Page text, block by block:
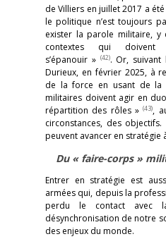
de Villiers en juillet 2017 a
le politique n’est toujours
exister la parole militaire,
contextes qui
s’épanouir » (42). Or, suivant
Durieux, en février 2025, à
de la force en usant de la
militaires doivent agir en
répartition des rôles »(43),
circonstances, des
peuvent avancer en stratégie
Du « faire-corps »
Entrer en stratégie est
armées qui, depuis la
perdu le contact avec
désynchronisation de notre
des enjeux du monde.